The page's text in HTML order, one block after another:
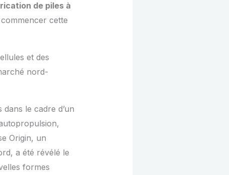
de piles à
cette
et des
nord-
le cadre d’un
Origin, un
a été révélé le
formes